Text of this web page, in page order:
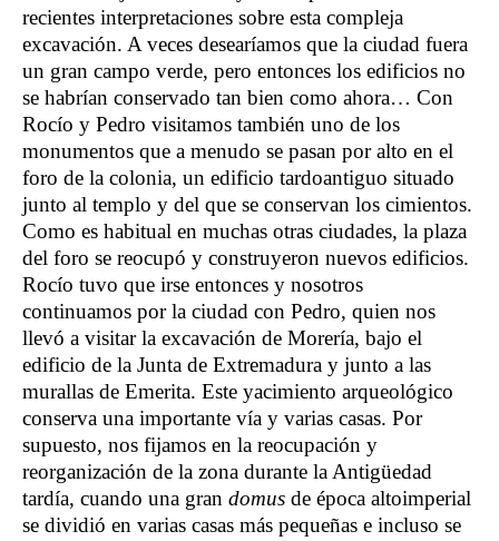
recientes interpretaciones sobre esta compleja
excavación. A veces desearíamos que la ciudad fuera
un gran campo verde, pero entonces los edificios no
se habrían conservado tan bien como ahora… Con
Rocío y Pedro visitamos también uno de los
monumentos que a menudo se pasan por alto en el
foro de la colonia, un edificio tardoantiguo situado
junto al templo y del que se conservan los cimientos.
Como es habitual en muchas otras ciudades, la plaza
del foro se reocupó y construyeron nuevos edificios.
Rocío tuvo que irse entonces y nosotros
continuamos por la ciudad con Pedro, quien nos
llevó a visitar la excavación de Morería, bajo el
edificio de la Junta de Extremadura y junto a las
murallas de Emerita. Este yacimiento arqueológico
conserva una importante vía y varias casas. Por
supuesto, nos fijamos en la reocupación y
reorganización de la zona durante la Antigüedad
tardía, cuando una gran domus de época altoimperial
se dividió en varias casas más pequeñas e incluso se